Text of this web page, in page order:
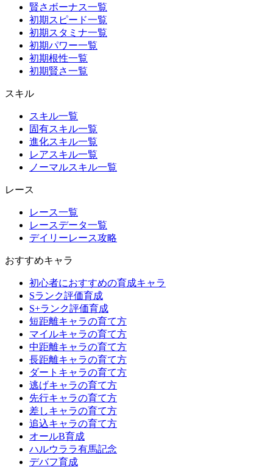
賢さボーナス一覧
初期スピード一覧
初期スタミナ一覧
初期パワー一覧
初期根性一覧
初期賢さ一覧
スキル
スキル一覧
固有スキル一覧
進化スキル一覧
レアスキル一覧
ノーマルスキル一覧
レース
レース一覧
レースデータ一覧
デイリーレース攻略
おすすめキャラ
初心者におすすめの育成キャラ
Sランク評価育成
S+ランク評価育成
短距離キャラの育て方
マイルキャラの育て方
中距離キャラの育て方
長距離キャラの育て方
ダートキャラの育て方
逃げキャラの育て方
先行キャラの育て方
差しキャラの育て方
追込キャラの育て方
オールB育成
ハルウララ有馬記念
デバフ育成